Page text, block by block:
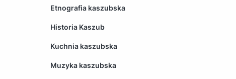
Etnografia kaszubska
Historia Kaszub
Kuchnia kaszubska
Muzyka kaszubska